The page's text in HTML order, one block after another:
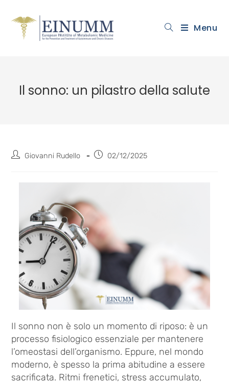
Menu
Il sonno: un pilastro della salute
Giovanni Rudello 02/12/2025
Il sonno non è solo un momento di riposo: è un
processo fisiologico essenziale per mantenere
l’omeostasi dell’organismo. Eppure, nel mondo
moderno, è spesso la prima abitudine a essere
sacrificata. Ritmi frenetici, stress accumulato,